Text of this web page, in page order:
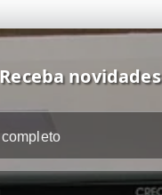
Receba novidades